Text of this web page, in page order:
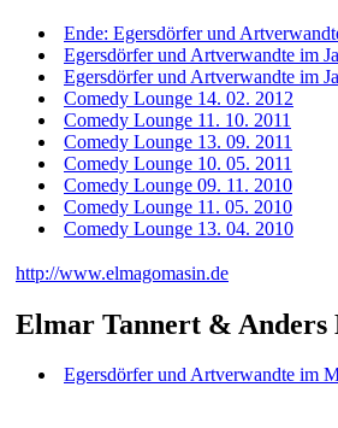
Ende: Egersdörfer und
Egersdörfer und Artverwandte im
Egersdörfer und Artverwandte im
Comedy Lounge 14. 02. 2012
Comedy Lounge 11. 10. 2011
Comedy Lounge 13. 09. 2011
Comedy Lounge 10. 05. 2011
Comedy Lounge 09. 11. 2010
Comedy Lounge 11. 05. 2010
Comedy Lounge 13. 04. 2010
http://www.elmagomasin.de
Elmar Tannert & Anders
Egersdörfer und Artverwandte im